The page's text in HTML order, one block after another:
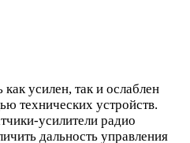
усилен, так и ослаблен
технических устройств.
усилители радио
дальность управления